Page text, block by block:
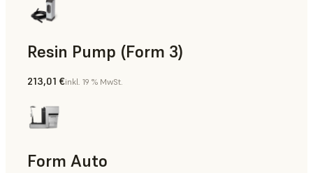
Resin Pump (Form 3)
213,01 €inkl. 19 % MwSt.
Form Auto